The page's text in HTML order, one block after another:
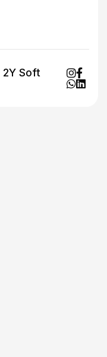
2Y Soft